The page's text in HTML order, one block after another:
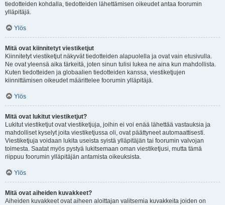
tiedotteiden kohdalla, tiedotteiden lähettämisen oikeudet antaa foorumin
ylläpitäjä.
Ylös
Mitä ovat kiinnitetyt viestiketjut
Kiinnitetyt viestiketjut näkyvät tiedotteiden alapuolella ja ovat vain etusivulla.
Ne ovat yleensä aika tärkeitä, joten sinun tulisi lukea ne aina kun mahdollista.
Kuten tiedotteiden ja globaalien tiedotteiden kanssa, viestiketjujen
kiinnittämisen oikeudet määrittelee foorumin ylläpitäjä.
Ylös
Mitä ovat lukitut viestiketjut?
Lukitut viestiketjut ovat viestiketjuja, joihin ei voi enää lähettää vastauksia ja
mahdolliset kyselyt joita viestiketjussa oli, ovat päättyneet automaattisesti.
Viestiketjuja voidaan lukita useista syistä ylläpitäjän tai foorumin valvojan
toimesta. Saatat myös pystyä lukitsemaan oman viestiketjusi, mutta tämä
riippuu foorumin ylläpitäjän antamista oikeuksista.
Ylös
Mitä ovat aiheiden kuvakkeet?
Aiheiden kuvakkeet ovat aiheen aloittajan valitsemia kuvakkeita joiden on